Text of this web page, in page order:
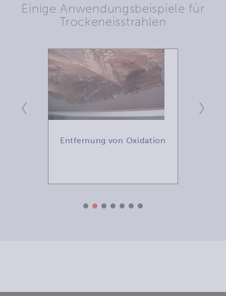
Einige Anwendungsbeispiele für
Trockeneisstrahlen
Entfernung von Oxidation